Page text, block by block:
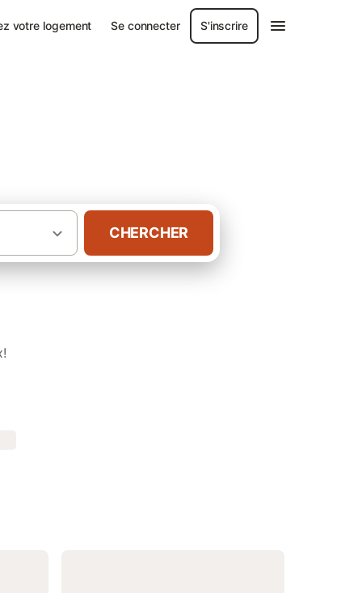
votre logement Se connecter S'inscrire
CHERCHER